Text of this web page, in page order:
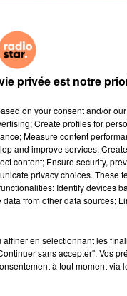
de découvrir
a tout
privée est notre
on your consent and/or
Create profiles for
Measure content
and improve services;
content; Ensure security,
privacy choices. These
Identify devices
from other data sources;
en sélectionnant les
sans accepter". Vos
à tout moment via